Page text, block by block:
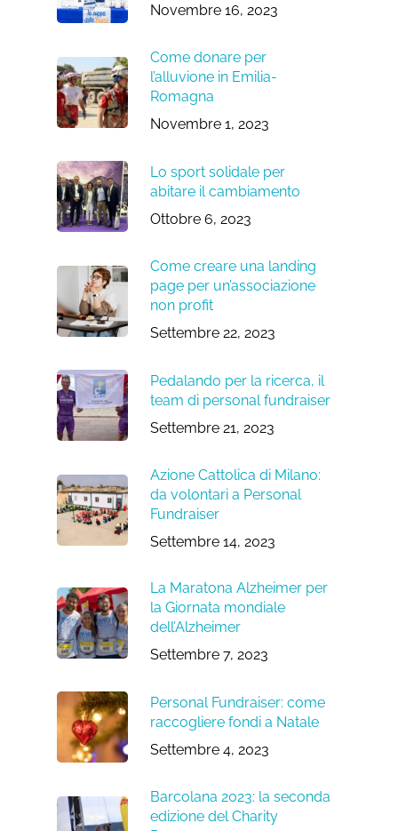
Novembre 16, 2023
Come donare per
l’alluvione in Emilia-
Romagna
Novembre 1, 2023
Lo sport solidale per
abitare il cambiamento
Ottobre 6, 2023
Come creare una landing
page per un’associazione
non profit
Settembre 22, 2023
Pedalando per la ricerca, il
team di personal fundraiser
Settembre 21, 2023
Azione Cattolica di Milano:
da volontari a Personal
Fundraiser
Settembre 14, 2023
La Maratona Alzheimer per
la Giornata mondiale
dell’Alzheimer
Settembre 7, 2023
Personal Fundraiser: come
raccogliere fondi a Natale
Settembre 4, 2023
Barcolana 2023: la seconda
edizione del Charity